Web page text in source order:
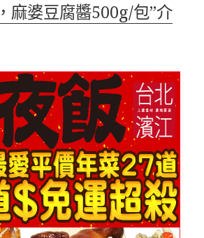
麻婆豆腐醬500g/包”介